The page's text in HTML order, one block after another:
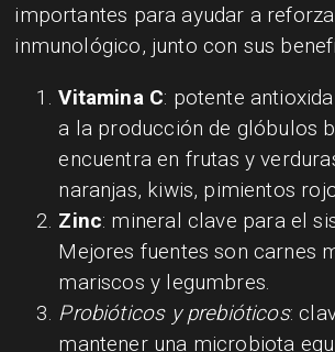
importantes para ayudar a
inmunológico, junto con sus
Vitamina C: potente
a la producción de glóbulos
encuentra en frutas y
naranjas, kiwis, pimientos
Zinc: mineral clave para el
Mejores fuentes son carnes
mariscos y legumbres.
Probióticos y prebióticos:
mantener una microbiota